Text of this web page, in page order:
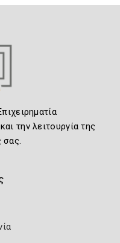
την λειτουργία της
σας.